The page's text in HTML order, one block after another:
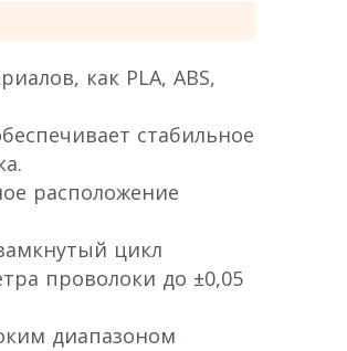
как PLA, ABS,
стабильное
расположение
цикл
проволоки до ±0,05
диапазоном